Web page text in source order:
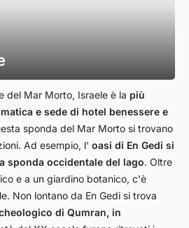
del Mar Morto, Israele è la più
e sede di hotel benessere e
sponda del Mar Morto si trovano
Ad esempio, l' oasi di En Gedi si
sponda occidentale del lago. Oltre
e a un giardino botanico, c'è
Non lontano da En Gedi si trova
di Qumran, in